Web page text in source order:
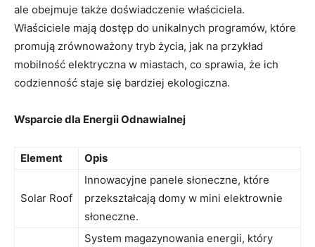
ale obejmuje także doświadczenie właściciela.
Właściciele mają dostęp do unikalnych programów, które
promują zrównoważony tryb życia, jak na przykład
mobilność elektryczna w miastach, co sprawia, że ich
codzienność staje się bardziej ekologiczna.
Wsparcie dla Energii Odnawialnej
Element Opis
Solar Roof
Innowacyjne panele słoneczne, które
przekształcają domy w mini elektrownie
słoneczne.
System magazynowania energii, który